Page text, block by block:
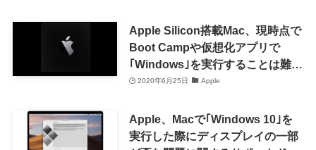
Apple Silicon搭載Mac、現時点で
Boot Campや仮想化アプリで
｢Windows｣を実行することは難し
い模様
2020年6月25日 Apple
Apple、Macで｢Windows 10｣を
実行した際にディスプレイの一部